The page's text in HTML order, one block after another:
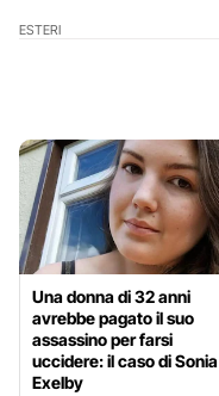
ESTERI
Una donna di 32 anni
avrebbe pagato il suo
assassino per farsi
uccidere: il caso di Sonia
Exelby